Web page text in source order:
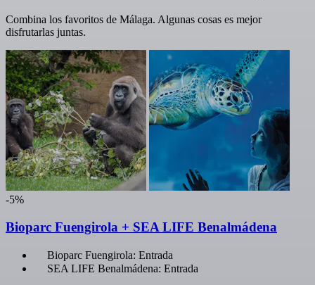
Combina los favoritos de Málaga. Algunas cosas es mejor
disfrutarlas juntas.
-5%
Bioparc Fuengirola + SEA LIFE Benalmádena
Bioparc Fuengirola: Entrada
SEA LIFE Benalmádena: Entrada